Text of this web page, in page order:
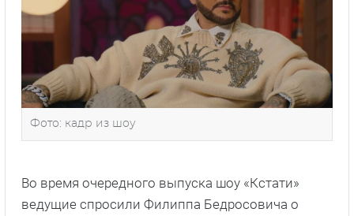
Фото: кадр из шоу
Во время очередного выпуска шоу «Кстати»
ведущие спросили Филиппа Бедросовича о